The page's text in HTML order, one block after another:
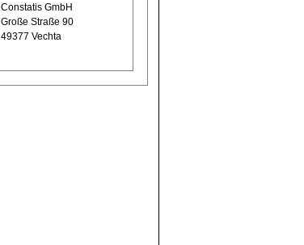
Constatis GmbH
Große Straße 90
49377 Vechta